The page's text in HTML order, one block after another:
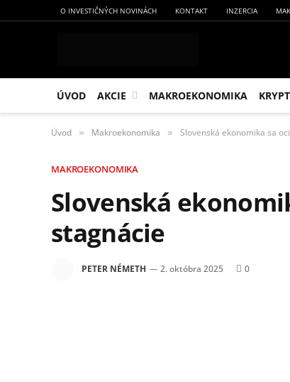
O INVESTIČNÝCH NOVINÁCH KONTAKT INZERCIA
ÚVOD AKCIE MAKROEKONOMIKA
Úvod » Makroekonomika » Slovenská ekonomika sa
MAKROEKONOMIKA
Slovenská
stagnácie
PETER NÉMETH 2. októbra 2025 0